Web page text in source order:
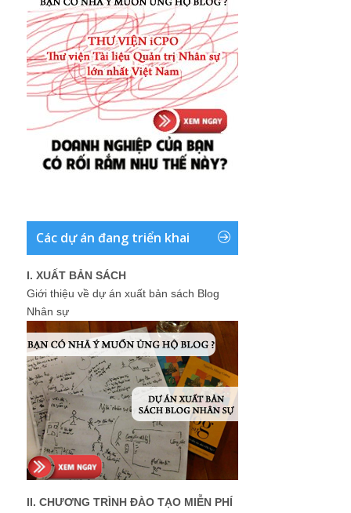
Các dự án đang triển khai
I. XUẤT BẢN SÁCH
Giới thiệu về dự án xuất bản sách Blog
Nhân sự
II. CHƯƠNG TRÌNH ĐÀO TẠO MIỄN PHÍ